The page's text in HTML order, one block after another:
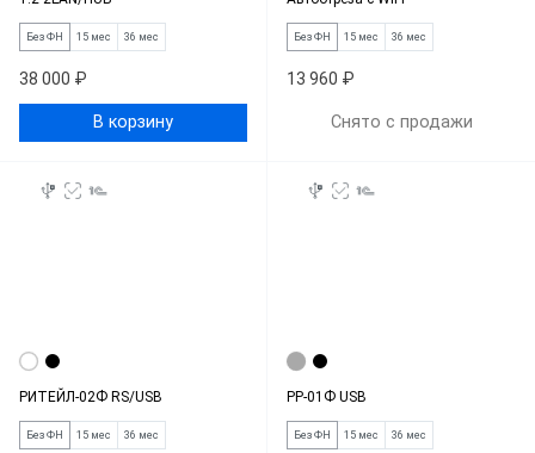
Без ФН 15 мес 36 мес
38 000 ₽
В корзину
Без ФН 15 мес 36 мес
13 960 ₽
Снято с продажи
РИТЕЙЛ-02Ф RS/USB
Без ФН 15 мес 36 мес
РР-01Ф USB
Без ФН 15 мес 36 мес